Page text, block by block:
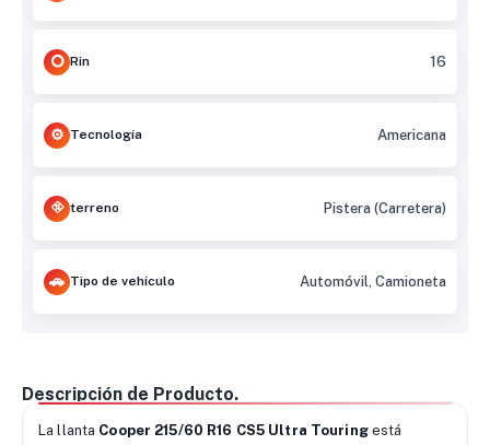
Rin 16
Tecnología Americana
terreno Pistera (Carretera)
Tipo de vehículo Automóvil, Camioneta
Descripción de Producto.
La llanta Cooper 215/60 R16 CS5 Ultra Touringestá